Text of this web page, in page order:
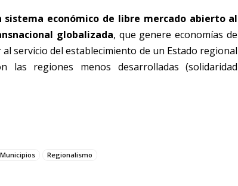
sistema económico de libre mercado abierto al
globalizada, que genere economías de
servicio del establecimiento de un Estado regional
regiones menos desarrolladas (solidaridad
Regionalismo